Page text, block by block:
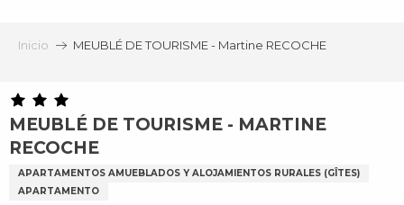
Inicio MEUBLÉ DE TOURISME - Martine RECOCHE
MEUBLÉ DE TOURISME - MARTINE
RECOCHE
APARTAMENTOS AMUEBLADOS Y ALOJAMIENTOS RURALES (GÎTES)
APARTAMENTO